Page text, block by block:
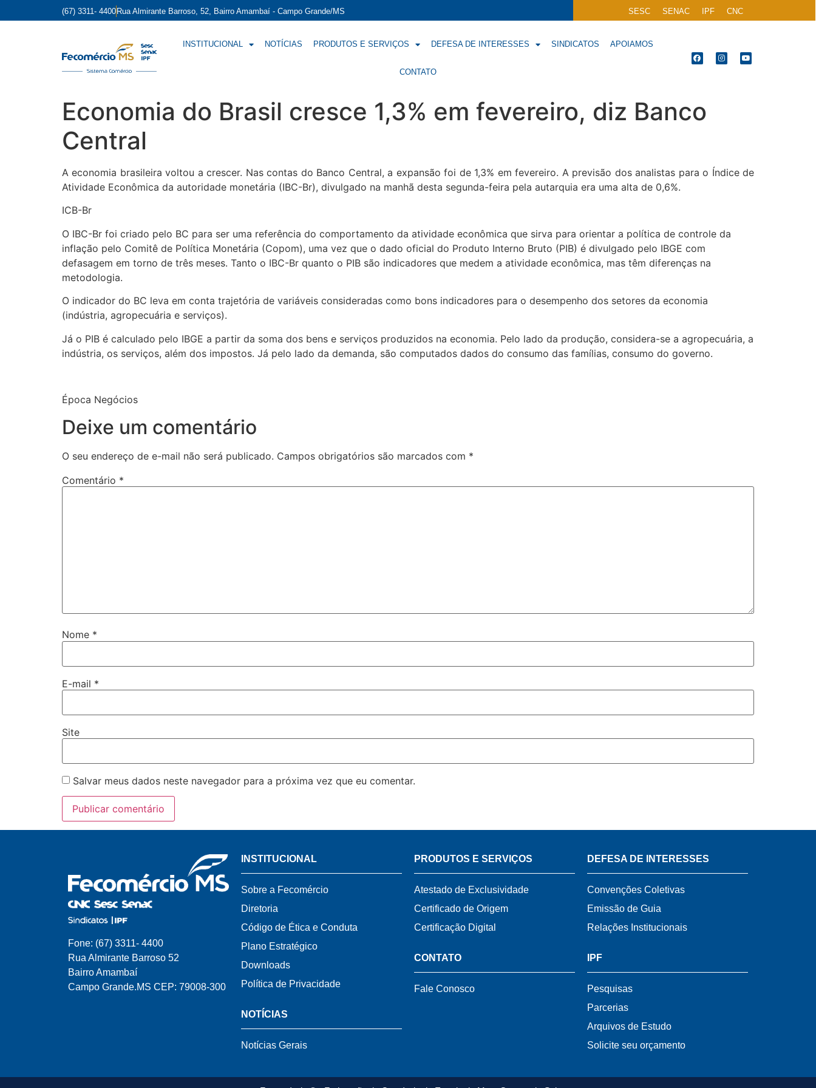
(67) 3311- 4400 Rua Almirante Barroso, 52, Bairro Amambaí - Campo Grande/MS SESC SENAC IPF CNC
INSTITUCIONAL NOTÍCIAS PRODUTOS E SERVIÇOS DEFESA DE INTERESSES SINDICATOS APOIAMOS
CONTATO
Economia do Brasil cresce 1,3% em fevereiro, diz Banco
Central
A economia brasileira voltou a crescer. Nas contas do Banco Central, a expansão foi de 1,3% em fevereiro. A previsão dos analistas para o Índice de
Atividade Econômica da autoridade monetária (IBC-Br), divulgado na manhã desta segunda-feira pela autarquia era uma alta de 0,6%.
ICB-Br
O IBC-Br foi criado pelo BC para ser uma referência do comportamento da atividade econômica que sirva para orientar a política de controle da
inflação pelo Comitê de Política Monetária (Copom), uma vez que o dado oficial do Produto Interno Bruto (PIB) é divulgado pelo IBGE com
defasagem em torno de três meses. Tanto o IBC-Br quanto o PIB são indicadores que medem a atividade econômica, mas têm diferenças na
metodologia.
O indicador do BC leva em conta trajetória de variáveis consideradas como bons indicadores para o desempenho dos setores da economia
(indústria, agropecuária e serviços).
Já o PIB é calculado pelo IBGE a partir da soma dos bens e serviços produzidos na economia. Pelo lado da produção, considera-se a agropecuária, a
indústria, os serviços, além dos impostos. Já pelo lado da demanda, são computados dados do consumo das famílias, consumo do governo.
Época Negócios
Deixe um comentário
O seu endereço de e-mail não será publicado. Campos obrigatórios são marcados com *
Comentário *
Nome *
E-mail *
Site
Salvar meus dados neste navegador para a próxima vez que eu comentar.
Fone: (67) 3311- 4400
Rua Almirante Barroso 52
Bairro Amambaí
Campo Grande.MS CEP: 79008-300
INSTITUCIONAL
Sobre a Fecomércio
Diretoria
Código de Ética e Conduta
Plano Estratégico
Downloads
Política de Privacidade
NOTÍCIAS
Notícias Gerais
PRODUTOS E SERVIÇOS
Atestado de Exclusividade
Certificado de Origem
Certificação Digital
CONTATO
Fale Conosco
DEFESA DE INTERESSES
Convenções Coletivas
Emissão de Guia
Relações Institucionais
IPF
Pesquisas
Parcerias
Arquivos de Estudo
Solicite seu orçamento